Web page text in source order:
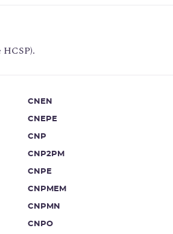
CNEN
CNEPE
CNP
CNP2PM
CNPE
CNPMEM
CNPMN
CNPO